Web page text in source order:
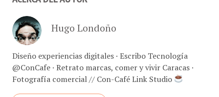
Hugo Londoño
@ConCafe · Retrato marcas, comer y vivir Caracas ·
Fotografía comercial // Con-Café Link Studio
VER TODOS LOS ARTÍCULOS